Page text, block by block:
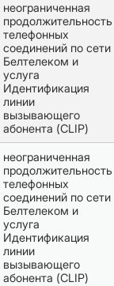
неограниченная
продолжительность
телефонных
соединений по сети
Белтелеком и
услуга
Идентификация
линии
вызывающего
абонента (CLIP)
неограниченная
продолжительность
телефонных
соединений по сети
Белтелеком и
услуга
Идентификация
линии
вызывающего
абонента (CLIP)